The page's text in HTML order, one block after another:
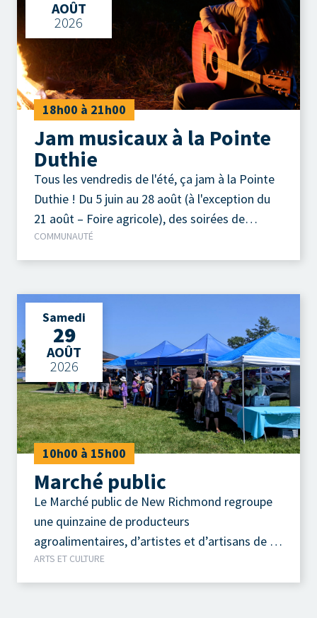
AOÛT
2026
18h00 à 21h00
Jam musicaux à la Pointe
Duthie
Tous les vendredis de l'été, ça jam à la Pointe
Duthie ! Du 5 juin au 28 août (à l'exception du
21 août – Foire agricole), des soirées de
musique acoustique autour d'un feu de camp
sont organisées chaque vendredi soir.
COMMUNAUTÉ
Samedi
29
AOÛT
2026
10h00 à 15h00
Marché public
Le Marché public de New Richmond regroupe
une quinzaine de producteurs
agroalimentaires, d’artistes et d’artisans de la
région.
ARTS ET CULTURE